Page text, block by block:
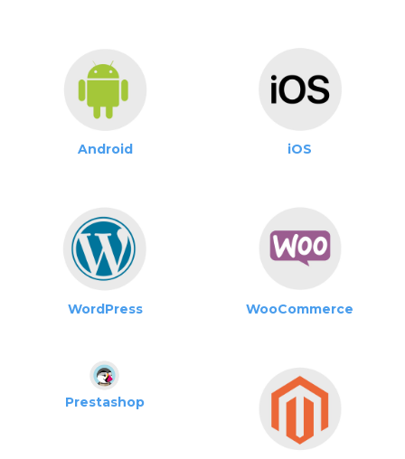
Android iOS
WordPress WooCommerce
Prestashop